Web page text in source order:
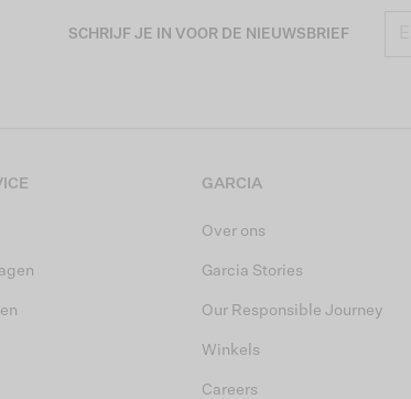
SCHRIJF JE IN VOOR DE NIEUWSBRIEF
GARCIA
Over ons
Garcia Stories
Our Responsible Journey
Winkels
Careers